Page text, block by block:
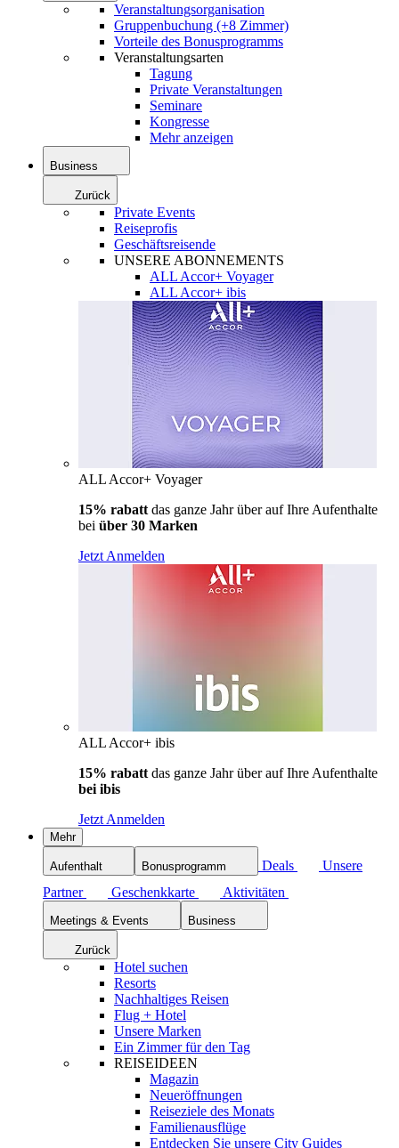
Veranstaltungsorganisation
Gruppenbuchung (+8 Zimmer)
Vorteile des Bonusprogramms
Veranstaltungsarten
Tagung
Private Veranstaltungen
Seminare
Kongresse
Mehr anzeigen
Business
Zurück
Private Events
Reiseprofis
Geschäftsreisende
UNSERE ABONNEMENTS
ALL Accor+ Voyager
ALL Accor+ ibis
ALL Accor+ Voyager
15% rabatt das ganze Jahr über auf Ihre Aufenthalte
bei über 30 Marken
Jetzt Anmelden
ALL Accor+ ibis
15% rabatt das ganze Jahr über auf Ihre Aufenthalte
bei ibis
Jetzt Anmelden
Mehr
Aufenthalt Bonusprogramm Deals
Unsere
Partner
Geschenkkarte Aktivitäten
Meetings & Events Business
Zurück
Hotel suchen
Resorts
Nachhaltiges Reisen
Flug + Hotel
Unsere Marken
Ein Zimmer für den Tag
REISEIDEEN
Magazin
Neueröffnungen
Reiseziele des Monats
Familienausflüge
Entdecken Sie unsere City Guides